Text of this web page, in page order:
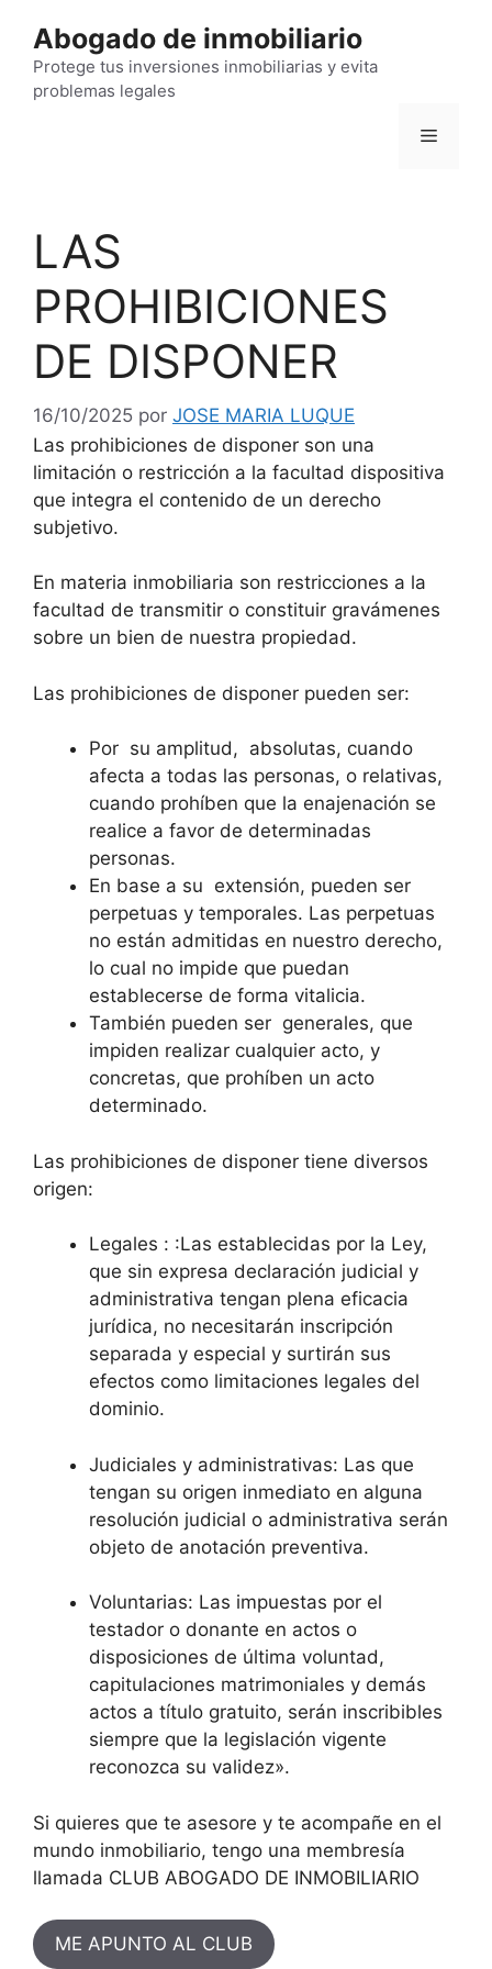
contenido
Abogado de inmobiliario
Protege tus inversiones inmobiliarias y evita
problemas legales
Menú
LAS
PROHIBICIONES
DE DISPONER
16/10/2025 por JOSE MARIA LUQUE
Las prohibiciones de disponer son una
limitación o restricción a la facultad dispositiva
que integra el contenido de un derecho
subjetivo.
En materia inmobiliaria son restricciones a la
facultad de transmitir o constituir gravámenes
sobre un bien de nuestra propiedad.
Las prohibiciones de disponer pueden ser:
Por su amplitud, absolutas, cuando
afecta a todas las personas, o relativas,
cuando prohíben que la enajenación se
realice a favor de determinadas
personas.
En base a su extensión, pueden ser
perpetuas y temporales. Las perpetuas
no están admitidas en nuestro derecho,
lo cual no impide que puedan
establecerse de forma vitalicia.
También pueden ser generales, que
impiden realizar cualquier acto, y
concretas, que prohíben un acto
determinado.
Las prohibiciones de disponer tiene diversos
origen:
Legales : :Las establecidas por la Ley,
que sin expresa declaración judicial y
administrativa tengan plena eficacia
jurídica, no necesitarán inscripción
separada y especial y surtirán sus
efectos como limitaciones legales del
dominio.
Judiciales y administrativas: Las que
tengan su origen inmediato en alguna
resolución judicial o administrativa serán
objeto de anotación preventiva.
Voluntarias: Las impuestas por el
testador o donante en actos o
disposiciones de última voluntad,
capitulaciones matrimoniales y demás
actos a título gratuito, serán inscribibles
siempre que la legislación vigente
reconozca su validez».
Si quieres que te asesore y te acompañe en el
mundo inmobiliario, tengo una membresía
llamada CLUB ABOGADO DE INMOBILIARIO
ME APUNTO AL CLUB